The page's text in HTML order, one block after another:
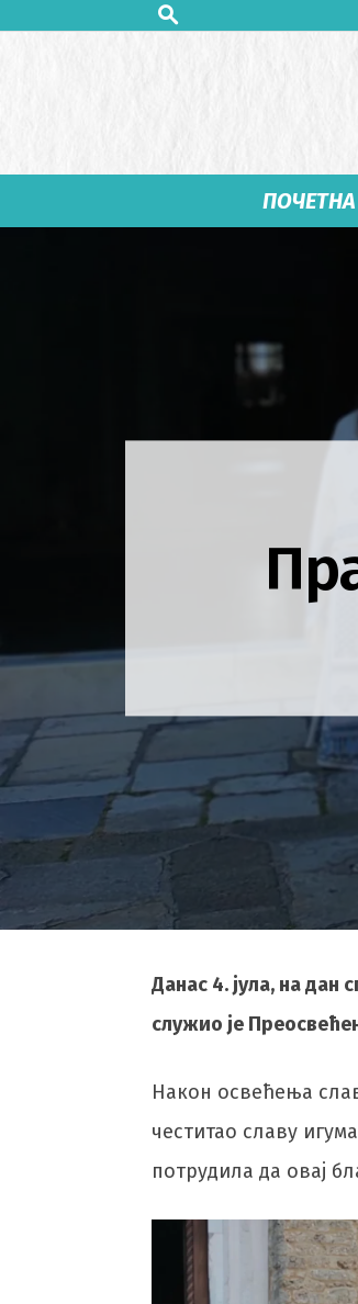
ПОЧЕТНА
Данас 4. јула, на дан
служио је
Након освећења
честитао славу
потрудила да овај